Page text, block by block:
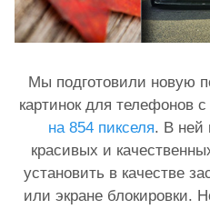
Мы подготовили новую
картинок для телефонов
на 854 пикселя. В ней
красивых и
установить в качестве
или экране блокировки.